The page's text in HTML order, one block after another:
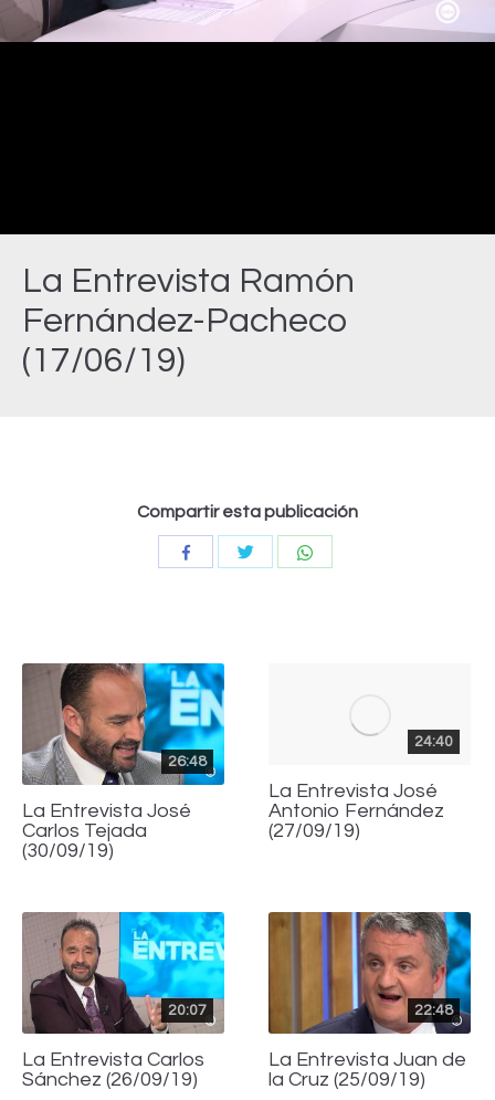
La Entrevista Ramón
Fernández-Pacheco
(17/06/19)
Video
Compartir esta publicación
CompartirCompartir
26:48
La Entrevista José
Carlos Tejada
(30/09/19)
24:40
La Entrevista José
Antonio Fernández
(27/09/19)
20:07
La Entrevista Carlos
Sánchez (26/09/19)
22:48
La Entrevista Juan de
la Cruz (25/09/19)